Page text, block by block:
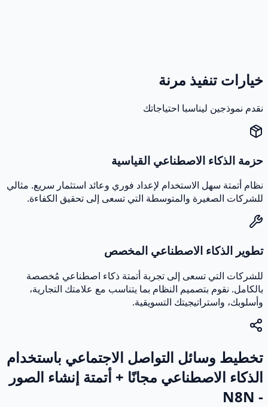
تنفيذ مرنة
نموذجين ليناسبا احتياجاتك
الذكاء الاصطناعي القياسية
أتمتة سهل الاستخدام لإعداد فوري وعائد استثمار سريع. مثالي
الصغيرة والمتوسطة التي تسعى إلى تحقيق الكفاءة.
الذكاء الاصطناعي المخصص
التي تسعى إلى تجربة أتمتة ذكاء اصطناعي مُخصصة
نقوم بتصميم النظام بما يتناسب مع علامتك التجارية،
واستراتيجيتك التسويقية.
وسائل التواصل الاجتماعي باستخدام
الاصطناعي مجانًا + أتمتة إنشاء الصور
-